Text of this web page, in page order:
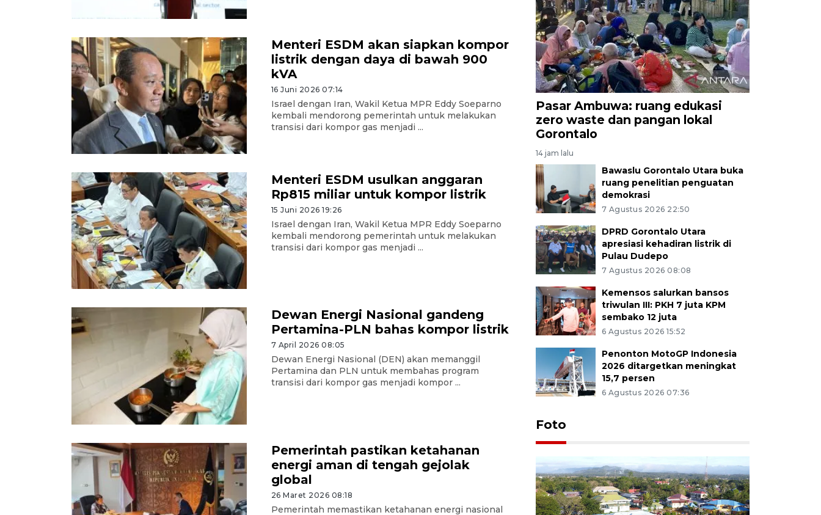
Menteri ESDM akan siapkan kompor
listrik dengan daya di bawah 900
kVA
16 Juni 2026 07:14
Israel dengan Iran, Wakil Ketua MPR Eddy Soeparno
kembali mendorong pemerintah untuk melakukan
transisi dari kompor gas menjadi ...
Menteri ESDM usulkan anggaran
Rp815 miliar untuk kompor listrik
15 Juni 2026 19:26
Israel dengan Iran, Wakil Ketua MPR Eddy Soeparno
kembali mendorong pemerintah untuk melakukan
transisi dari kompor gas menjadi ...
Dewan Energi Nasional gandeng
Pertamina-PLN bahas kompor listrik
7 April 2026 08:05
Dewan Energi Nasional (DEN) akan memanggil
Pertamina dan PLN untuk membahas program
transisi dari kompor gas menjadi kompor ...
Pemerintah pastikan ketahanan
energi aman di tengah gejolak
global
26 Maret 2026 08:18
Pemerintah memastikan ketahanan energi nasional
Pasar Ambuwa: ruang edukasi
zero waste dan pangan lokal
Gorontalo
14 jam lalu
Bawaslu Gorontalo Utara buka
ruang penelitian penguatan
demokrasi
7 Agustus 2026 22:50
DPRD Gorontalo Utara
apresiasi kehadiran listrik di
Pulau Dudepo
7 Agustus 2026 08:08
Kemensos salurkan bansos
triwulan III: PKH 7 juta KPM
sembako 12 juta
6 Agustus 2026 15:52
Penonton MotoGP Indonesia
2026 ditargetkan meningkat
15,7 persen
6 Agustus 2026 07:36
Foto